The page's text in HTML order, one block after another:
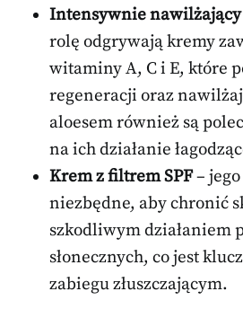
Intensywnie
rolę odgrywają kremy
witaminy A, C i E, które
regeneracji oraz
aloesem również są
na ich działanie
Krem z filtrem SPF–
niezbędne, aby chronić
szkodliwym działaniem
słonecznych, co jest
zabiegu złuszczającym.